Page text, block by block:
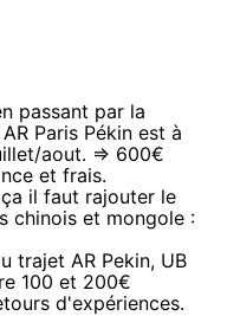
passant par la
Paris Pékin est à
aout. => 600€
et frais.
il faut rajouter le
chinois et mongole :
trajet AR Pekin, UB
100 et 200€
d'expériences.